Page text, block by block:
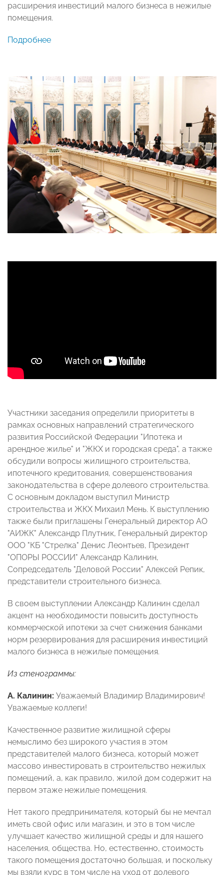
расширения инвестиций малого бизнеса в нежилые
помещения.
Подробнее
Участники заседания определили приоритеты в
рамках основных направлений стратегического
развития Российской Федерации "Ипотека и
арендное жилье" и "ЖКХ и городская среда", а также
обсудили вопросы жилищного строительства,
ипотечного кредитования, совершенствования
законодательства в сфере долевого строительства.
С основным докладом выступил Министр
строительства и ЖКХ Михаил Мень. К выступлению
также были приглашены Генеральный директор АО
"АИЖК" Александр Плутник, Генеральный директор
ООО "КБ "Стрелка" Денис Леонтьев, Президент
"ОПОРЫ РОССИИ" Александр Калинин,
Сопредседатель "Деловой России" Алексей Репик,
представители строительного бизнеса.
В своем выступлении Александр Калинин сделал
акцент на необходимости повысить доступность
коммерческой ипотеки за счет снижения банками
норм резервирования для расширения инвестиций
малого бизнеса в нежилые помещения.
Из стенограммы:
А. Калинин: Уважаемый Владимир Владимирович!
Уважаемые коллеги!
Качественное развитие жилищной сферы
немыслимо без широкого участия в этом
представителей малого бизнеса, который может
массово инвестировать в строительство нежилых
помещений, а, как правило, жилой дом содержит на
первом этаже нежилые помещения.
Нет такого предпринимателя, который бы не мечтал
иметь свой офис или магазин, и это в том числе
улучшает качество жилищной среды и для нашего
населения, общества. Но, естественно, стоимость
такого помещения достаточно большая, и поскольку
мы взяли курс в том числе на уход от долевого